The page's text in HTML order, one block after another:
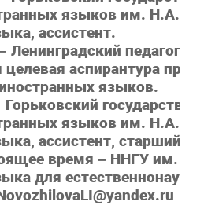
языков им. Н.А.
ассистент.
Ленинградский
целевая аспирантура при
языков.
языков им. Н.А.
ассистент, старший
время – ННГУ им.
для